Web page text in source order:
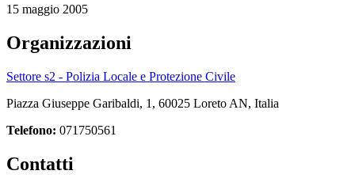
15 maggio 2005
Organizzazioni
Settore s2 - Polizia Locale e Protezione Civile
Piazza Giuseppe Garibaldi, 1, 60025 Loreto AN, Italia
Telefono: 071750561
Contatti